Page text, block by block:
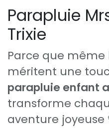
Parapluie
Trixie
Parce que même
méritent une
parapluie enfant
transforme
aventure joyeuse